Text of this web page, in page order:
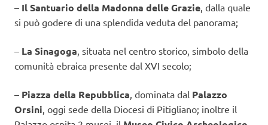
– Il Santuario della Madonna delle Grazie, dalla quale
si può godere di una splendida veduta del panorama;
– La Sinagoga, situata nel centro storico, simbolo della
comunità ebraica presente dal XVI secolo;
– Piazza della Repubblica, dominata dal Palazzo
Orsini, oggi sede della Diocesi di Pitigliano; inoltre il